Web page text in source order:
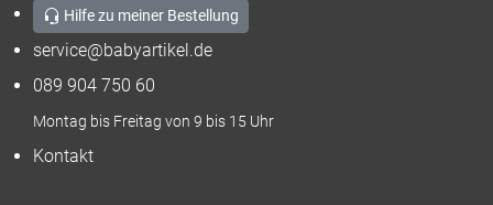
Hilfe zu meiner Bestellung
service@babyartikel.de
089 904 750 60
Montag bis Freitag von 9 bis 15 Uhr
Kontakt